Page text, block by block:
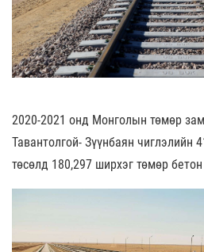
2020-2021 онд Монголын төмөр
Тавантолгой- Зүүнбаян чиглэлийн
төсөлд 180,297 ширхэг төмөр